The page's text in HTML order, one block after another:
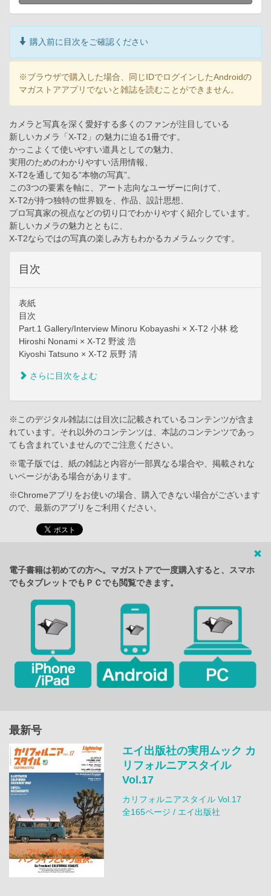
購入前に目次をご確認ください
※ブラウザで購入した場合、同じIDでログインしたAndroidの
マガストアアプリでないと雑誌を読むことができません。
カメラと写真を深く愛好する多くのファンが注目している
新しいカメラ「X-T2」の魅力に迫る1冊です。
かっこよくて使いやすい道具としての魅力、
実用のためのわかりやすい活用情報、
X-T2を通して知る“本物の写真”。
この3つの要素を軸に、アート志向なユーザーに向けて、
X-T2が持つ独特の世界観を、作品、設計思想、
プロ写真家の視点などの切り口でわかりやすく紹介しています。
新しいカメラの魅力とともに、
X-T2ならではの写真の楽しみ方もわかるカメラムックです。
目次
表紙
目次
Part.1 Gallery/Interview Minoru Kobayashi × X-T2 小林 稔
Hiroshi Nonami × X-T2 野波 浩
Kiyoshi Tatsuno × X-T2 辰野 清
さらに目次をよむ
※このデジタル雑誌には目次に記載されているコンテンツが含ま
れています。それ以外のコンテンツは、本誌のコンテンツであっ
ても含まれていませんのでご注意ください。
※電子版では、紙の雑誌と内容が一部異なる場合や、掲載されな
いページがある場合があります。
※Chromeアプリをお使いの場合、購入できない場合がございます
ので、最新のアプリをご利用ください。
電子書籍は初めての方へ。マガストアで一度購入すると、スマホ
でもタブレットでもＰＣでも閲覧できます。
最新号
エイ出版社の実用ムック カ
リフォルニアスタイル
Vol.17
カリフォルニアスタイル Vol.17
全165ページ / エイ出版社